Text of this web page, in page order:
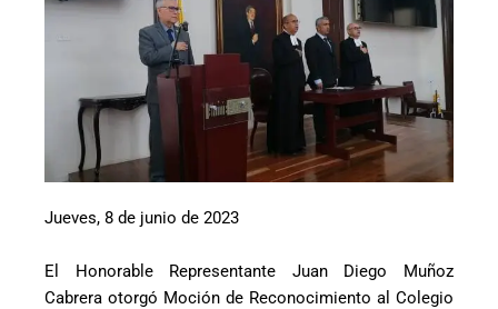
Jueves, 8 de junio de 2023
El Honorable Representante Juan Diego Muñoz
Cabrera otorgó Moción de Reconocimiento al Colegio